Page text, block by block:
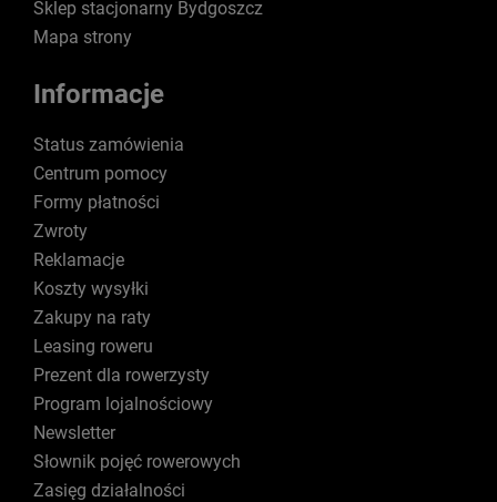
Sklep stacjonarny Bydgoszcz
Mapa strony
Informacje
Status zamówienia
Centrum pomocy
Formy płatności
Zwroty
Reklamacje
Koszty wysyłki
Zakupy na raty
Leasing roweru
Prezent dla rowerzysty
Program lojalnościowy
Newsletter
Słownik pojęć rowerowych
Zasięg działalności